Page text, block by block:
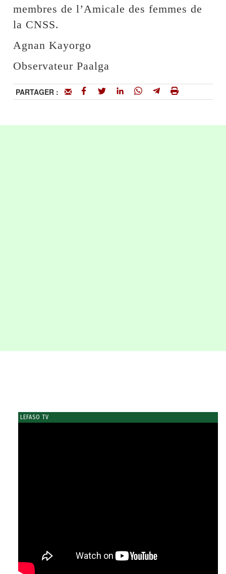
membres de l’Amicale des femmes de
la CNSS.
Agnan Kayorgo
Observateur Paalga
PARTAGER :
LEFASO TV